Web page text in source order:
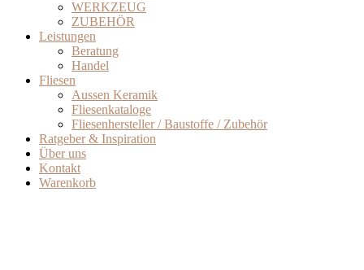
WERKZEUG
ZUBEHÖR
Leistungen
Beratung
Handel
Fliesen
Aussen Keramik
Fliesenkataloge
Fliesenhersteller / Baustoffe / Zubehör
Ratgeber & Inspiration
Über uns
Kontakt
Warenkorb